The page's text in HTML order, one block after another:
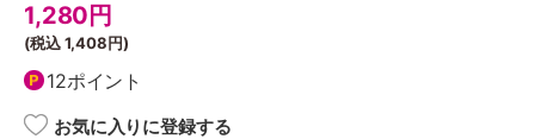
1,280 円
(税込1,408円)
12ポイント
お気に入りに登録する